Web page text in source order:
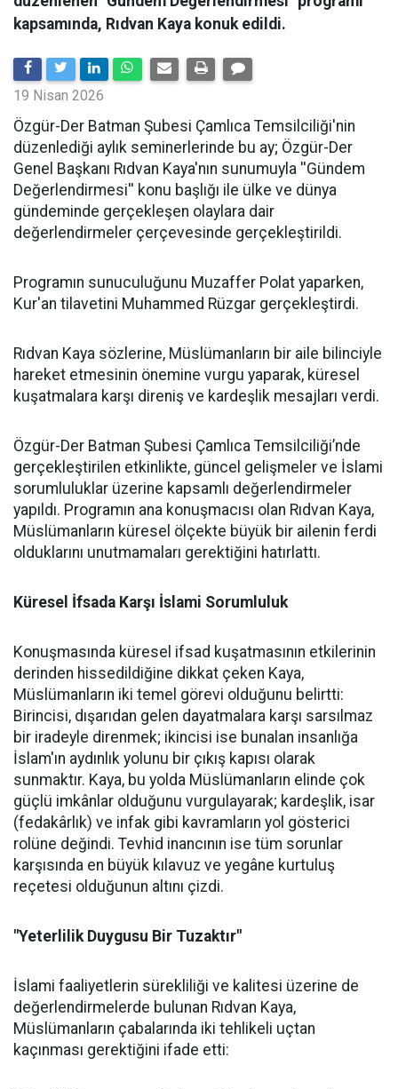
kapsamında, Rıdvan Kaya konuk edildi.
19 Nisan 2026
​Özgür-Der Batman Şubesi Çamlıca Temsilciliği'nin
düzenlediği aylık seminerlerinde bu ay; Özgür-Der
Genel Başkanı Rıdvan Kaya'nın sunumuyla ''Gündem
Değerlendirmesi'' konu başlığı ile ülke ve dünya
gündeminde gerçekleşen olaylara dair
değerlendirmeler çerçevesinde gerçekleştirildi.
Programın sunuculuğunu Muzaffer Polat yaparken,
Kur'an tilavetini Muhammed Rüzgar gerçekleştirdi.
Rıdvan Kaya sözlerine, Müslümanların bir aile bilinciyle
hareket etmesinin önemine vurgu yaparak, küresel
kuşatmalara karşı direniş ve kardeşlik mesajları verdi.
Özgür-Der Batman Şubesi Çamlıca Temsilciliği’nde
gerçekleştirilen etkinlikte, güncel gelişmeler ve İslami
sorumluluklar üzerine kapsamlı değerlendirmeler
yapıldı. Programın ana konuşmacısı olan Rıdvan Kaya,
Müslümanların küresel ölçekte büyük bir ailenin ferdi
olduklarını unutmamaları gerektiğini hatırlattı.
Küresel İfsada Karşı İslami Sorumluluk
Konuşmasında küresel ifsad kuşatmasının etkilerinin
derinden hissedildiğine dikkat çeken Kaya,
Müslümanların iki temel görevi olduğunu belirtti:
Birincisi, dışarıdan gelen dayatmalara karşı sarsılmaz
bir iradeyle direnmek; ikincisi ise bunalan insanlığa
İslam'ın aydınlık yolunu bir çıkış kapısı olarak
sunmaktır. Kaya, bu yolda Müslümanların elinde çok
güçlü imkânlar olduğunu vurgulayarak; kardeşlik, isar
(fedakârlık) ve infak gibi kavramların yol gösterici
rolüne değindi. Tevhid inancının ise tüm sorunlar
karşısında en büyük kılavuz ve yegâne kurtuluş
reçetesi olduğunun altını çizdi.
"Yeterlilik Duygusu Bir Tuzaktır"
İslami faaliyetlerin sürekliliği ve kalitesi üzerine de
değerlendirmelerde bulunan Rıdvan Kaya,
Müslümanların çabalarında iki tehlikeli uçtan
kaçınması gerektiğini ifade etti: